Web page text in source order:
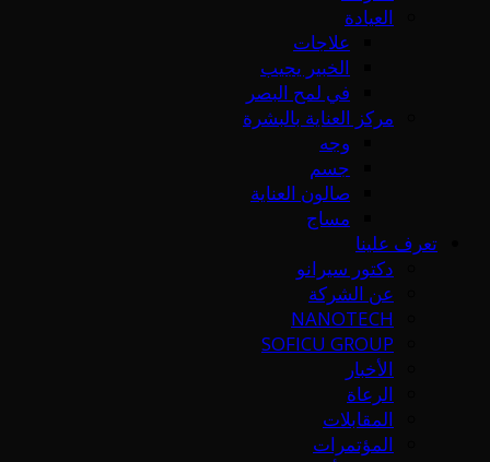
العيادة
علاجات
الخبير يجيب
في لمح البصر
مركز العناية بالبشرة
وجه
جسم
صالون العناية
مساج
تعرف علينا
دكتور سيرانو
عن الشركة
NANOTECH
SOFICU GROUP
الأخبار
الرعاة
المقابلات
المؤتمرات